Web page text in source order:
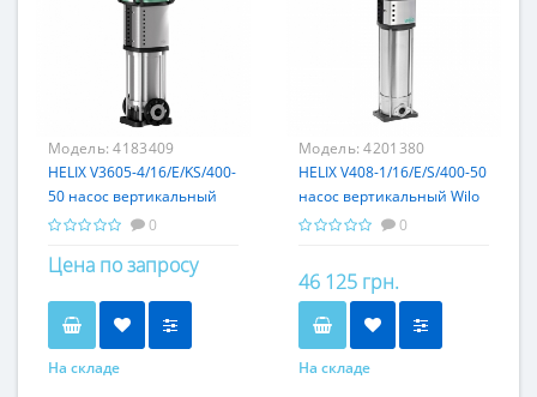
Модель:4183409
HELIX V3605-4/16/E/KS/400-
50 насос вертикальный
Wilo
0
Цена по запросу
На складе
Модель:4201380
HELIX V408-1/16/E/S/400-50
насос вертикальный Wilo
0
46 125 грн.
На складе